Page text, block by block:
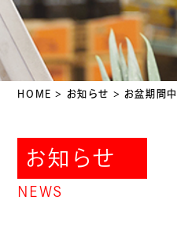
HOME > お知らせ > お盆期間
お知らせ
NEWS